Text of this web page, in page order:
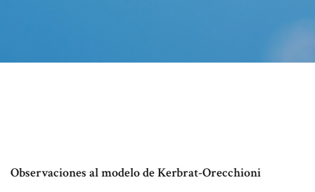
Observaciones al modelo de Kerbrat-Orecchioni